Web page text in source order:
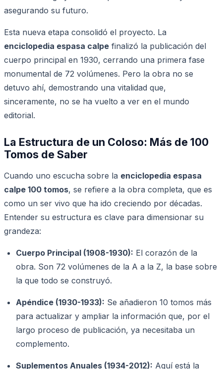
asegurando su futuro.
Esta nueva etapa consolidó el proyecto. La
enciclopedia espasa calpe finalizó la publicación del
cuerpo principal en 1930, cerrando una primera fase
monumental de 72 volúmenes. Pero la obra no se
detuvo ahí, demostrando una vitalidad que,
sinceramente, no se ha vuelto a ver en el mundo
editorial.
La Estructura de un Coloso: Más de 100
Tomos de Saber
Cuando uno escucha sobre la enciclopedia espasa
calpe 100 tomos, se refiere a la obra completa, que es
como un ser vivo que ha ido creciendo por décadas.
Entender su estructura es clave para dimensionar su
grandeza:
Cuerpo Principal (1908-1930): El corazón de la
obra. Son 72 volúmenes de la A a la Z, la base sobre
la que todo se construyó.
Apéndice (1930-1933): Se añadieron 10 tomos más
para actualizar y ampliar la información que, por el
largo proceso de publicación, ya necesitaba un
complemento.
Suplementos Anuales (1934-2012): Aquí está la